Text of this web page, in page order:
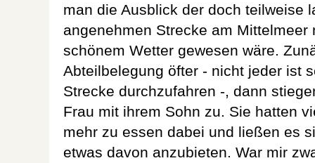
man die Ausblick der doch teilweise
angenehmen Strecke am
schönem Wetter gewesen wäre.
Abteilbelegung öfter - nicht jeder ist
Strecke durchzufahren -, dann
Frau mit ihrem Sohn zu. Sie hatten
mehr zu essen dabei und ließen es
etwas davon anzubieten. War mir